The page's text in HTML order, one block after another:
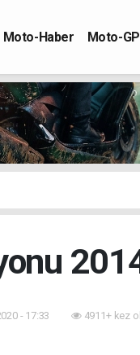
Moto-Haber Moto-GP
- 17:33 4911+ kez